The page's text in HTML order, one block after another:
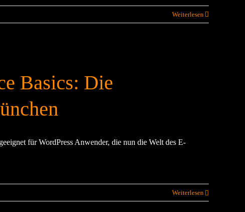
Weiterlesen
Basics: Die
für WordPress Anwender, die nun die Welt des E-
Weiterlesen